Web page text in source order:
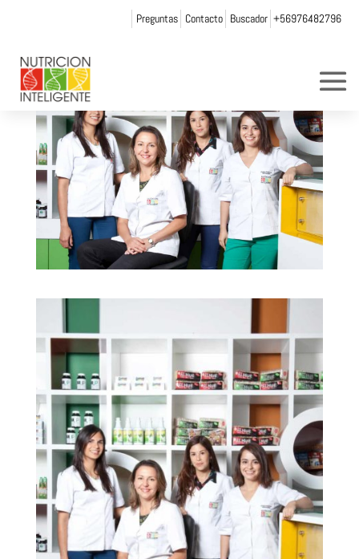
Preguntas Contacto Buscador +56976482796
porWeb Admin NI